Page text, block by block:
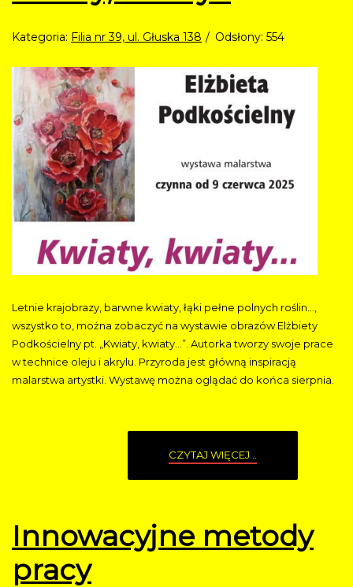
Kategoria: Filia nr 39, ul. Głuska 138 Odsłony: 554
Letnie krajobrazy, barwne kwiaty, łąki pełne polnych roślin...,
wszystko to, można zobaczyć na wystawie obrazów Elżbiety
Podkościelny pt. „Kwiaty, kwiaty...”. Autorka tworzy swoje prace
w technice oleju i akrylu. Przyroda jest główną inspiracją
malarstwa artystki. Wystawę można oglądać do końca sierpnia.
CZYTAJ WIĘCEJ...
Innowacyjne metody
pracy